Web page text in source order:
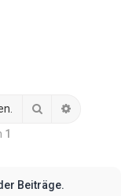
Suche
1
Beiträge.